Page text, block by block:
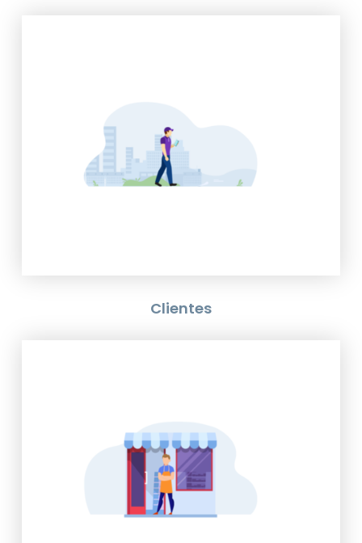
• Aplicación móvil de amplio
alcance.
Clientes
• Gran experiencia de servicio.
• Reconocimiento y fidelidad
• Acceso a promociones y
descuentos.